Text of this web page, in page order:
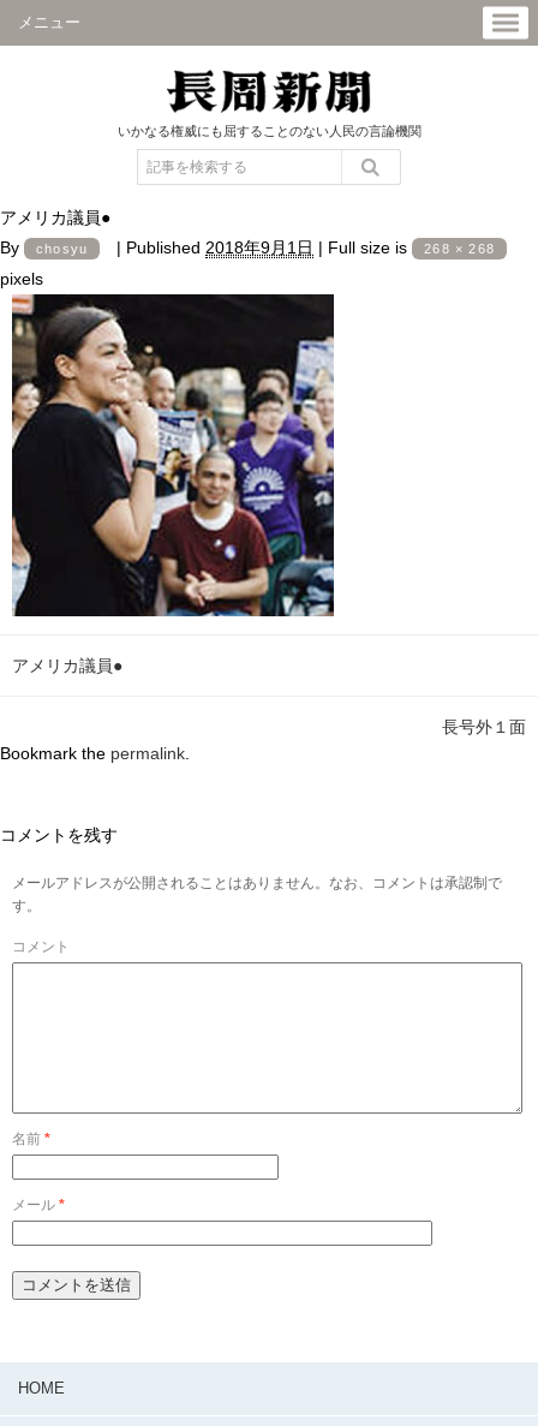
メニュー
いかなる権威にも屈することのない人民の言論機関
アメリカ議員●
By
chosyu | Published 2018年9月1日 | Full size is 268 × 268
pixels
アメリカ議員●
長号外１面
Bookmark the permalink
コメントを残す
メールアドレスが公開されることはありません。なお、コメントは承認制で
す。
コメント
名前 *
メール *
HOME